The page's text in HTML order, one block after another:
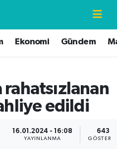
Ekonomi Gündem
rahatsızlanan
edildi
16.01.2024 - 16:08
YAYINLANMA
643
ve Fikstür